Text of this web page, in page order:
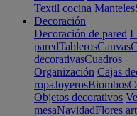
Textil cocina Manteles
Decoración
Decoración de pared
paredTablerosCanvas
decorativasCuadros
Organización Cajas
ropaJoyerosBiombos
Objetos decorativos
mesaNavidadFlores